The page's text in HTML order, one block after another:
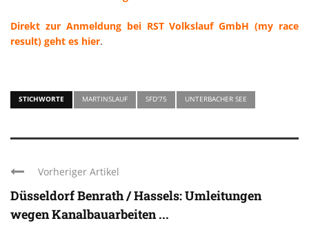
Direkt zur Anmeldung bei RST Volkslauf GmbH (my race
result) geht es hier.
STICHWORTE MARTINSLAUF SFD'75 UNTERBACHER SEE
Vorheriger Artikel
Düsseldorf Benrath / Hassels: Umleitungen
wegen Kanalbauarbeiten ...